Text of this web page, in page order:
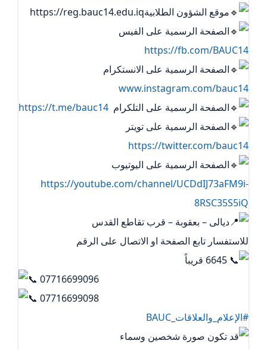
موقع الشؤون الطلابيةhttps://reg.bauc14.edu.iq
الصفحة الرسمية على الفيس
https://fb.com/BAUC14
الصفحة الرسمية على الانستكرام
www.instagram.com/bauc14
الصفحة الرسمية على التلكرام ‏ https://t.me/bauc14
الصفحة الرسمية على تويتر
https://twitter.com/bauc14
الصفحة الرسمية على اليوتيوب
https://youtube.com/channel/UCDdIJ73aFM9i-
8RSC35S5iQ
ديالى – بعقوبة – قرب تقاطع القدس
للاستفسار تابع الصفحة او الاتصال على الرقم
07716699096
07716699098
#الإعلام_والعلاقات_BAUC